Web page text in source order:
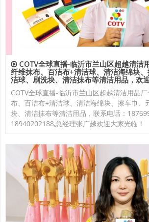
COTV全球直播-临沂市兰山区超越清洁
纤维抹布、百洁布+清洁球、清洁海绵块
洁球、刷洗块、清洁抺布等清洁用品，欢
COTV全球直播-临沂市兰山区超越清洁用品
布、百洁布+清洁球、清洁海绵块、擦车巾、
块、清洁抺布等清洁用品，联系电话：
18940202188,总经理张广越欢迎大家光临！